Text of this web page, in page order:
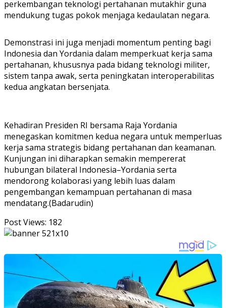
perkembangan teknologi pertahanan mutakhir guna
mendukung tugas pokok menjaga kedaulatan negara.
Demonstrasi ini juga menjadi momentum penting bagi
Indonesia dan Yordania dalam memperkuat kerja sama
pertahanan, khususnya pada bidang teknologi militer,
sistem tanpa awak, serta peningkatan interoperabilitas
kedua angkatan bersenjata.
Kehadiran Presiden RI bersama Raja Yordania
menegaskan komitmen kedua negara untuk memperluas
kerja sama strategis bidang pertahanan dan keamanan.
Kunjungan ini diharapkan semakin mempererat
hubungan bilateral Indonesia–Yordania serta
mendorong kolaborasi yang lebih luas dalam
pengembangan kemampuan pertahanan di masa
mendatang.(Badarudin)
Post Views: 182